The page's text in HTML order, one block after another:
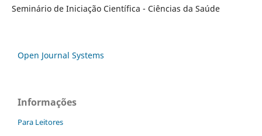
Seminário de Iniciação Científica - Ciências da Saúde
Open Journal Systems
Informações
Para Leitores